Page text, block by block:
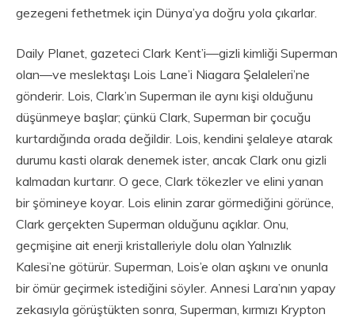
gezegeni fethetmek için Dünya’ya doğru yola çıkarlar.
Daily Planet, gazeteci Clark Kent’i—gizli kimliği Superman
olan—ve meslektaşı Lois Lane’i Niagara Şelaleleri’ne
gönderir. Lois, Clark’ın Superman ile aynı kişi olduğunu
düşünmeye başlar; çünkü Clark, Superman bir çocuğu
kurtardığında orada değildir. Lois, kendini şelaleye atarak
durumu kasti olarak denemek ister, ancak Clark onu gizli
kalmadan kurtarır. O gece, Clark tökezler ve elini yanan
bir şömineye koyar. Lois elinin zarar görmediğini görünce,
Clark gerçekten Superman olduğunu açıklar. Onu,
geçmişine ait enerji kristalleriyle dolu olan Yalnızlık
Kalesi’ne götürür. Superman, Lois’e olan aşkını ve onunla
bir ömür geçirmek istediğini söyler. Annesi Lara’nın yapay
zekasıyla görüştükten sonra, Superman, kırmızı Krypton